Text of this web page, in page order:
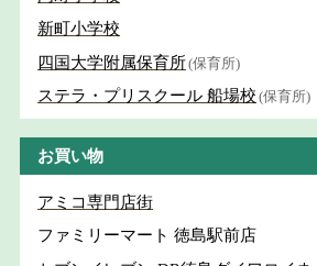
新町小学校
四国大学附属保育所(保育所)
ステラ・プリスクール 船場校 (保育所)
お買い物
アミコ専門店街
ファミリーマート 徳島駅前店